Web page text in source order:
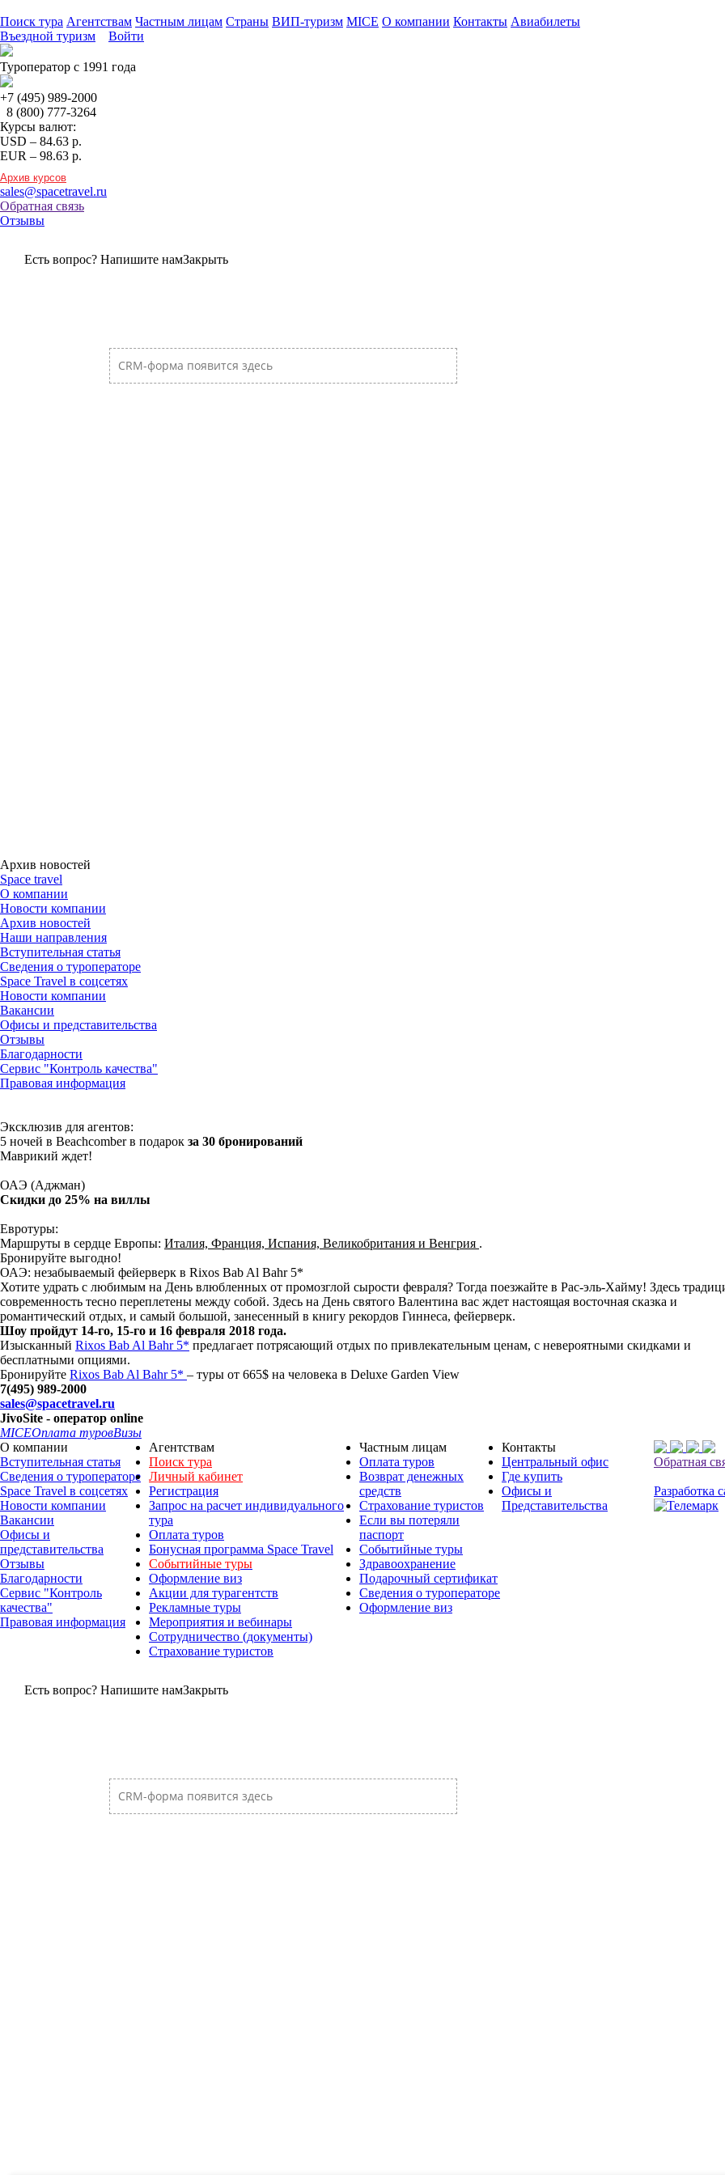
Поиск тура Агентствам Частным лицам Страны ВИП-туризм MICE О компании Контакты Авиабилеты
Въездной туризм
Войти
Туроператор с 1991 года
+7 (495) 989-2000
8 (800) 777-3264
Курсы валют:
USD – 84.63 р.
EUR – 98.63 р.
Архив курсов
sales@spacetravel.ru
Обратная связь
Отзывы
Есть вопрос? Напишите намЗакрыть
Архив новостей
Space travel
О компании
Новости компании
Архив новостей
Наши направления
Вступительная статья
Сведения о туроператоре
Space Travel в соцсетях
Новости компании
Вакансии
Офисы и представительства
Отзывы
Благодарности
Сервис "Контроль качества"
Правовая информация
Эксклюзив для агентов:
5 ночей в Beachcomber в подарок за 30 бронирований
Маврикий ждет!
ОАЭ (Аджман)
Скидки до 25% на виллы
Евротуры:
Маршруты в сердце Европы: Италия, Франция, Испания, Великобритания и Венгрия .
Бронируйте выгодно!
ОАЭ: незабываемый фейерверк в Rixos Bab Al Bahr 5*
Хотите удрать с любимым на День влюбленных от промозглой сырости февраля? Тогда поезжайте в Рас-эль-Хайму! Здесь
современность тесно переплетены между собой. Здесь на День святого Валентина вас ждет настоящая восточная сказка и
романтический отдых, и самый большой, занесенный в книгу рекордов Гиннеса, фейерверк.
Шоу пройдут 14-го, 15-го и 16 февраля 2018 года.
Изысканный Rixos Bab Al Bahr 5* предлагает потрясающий отдых по привлекательным ценам, с невероятными скидками и
бесплатными опциями.
Бронируйте Rixos Bab Al Bahr 5* – туры от 665$ на человека в Deluxe Garden View
7(495) 989-2000
sales@spacetravel.ru
JivoSite - оператор online
MICEОплата туровВизы
О компании
Вступительная статья
Сведения о туроператоре
Space Travel в соцсетях
Новости компании
Вакансии
Офисы и
представительства
Отзывы
Благодарности
Сервис "Контроль
качества"
Правовая информация
Агентствам
Поиск тура
Личный кабинет
Регистрация
Запрос на расчет индивидуального
тура
Оплата туров
Бонусная программа Space Travel
Событийные туры
Оформление виз
Акции для турагентств
Рекламные туры
Мероприятия и вебинары
Сотрудничество (документы)
Страхование туристов
Частным лицам
Оплата туров
Возврат денежных
средств
Страхование туристов
Если вы потеряли
паспорт
Событийные туры
Здравоохранение
Подарочный сертификат
Сведения о туроператоре
Оформление виз
Контакты
Центральный офис
Где купить
Офисы и
Представительства
Обратная
Разработка
Есть вопрос? Напишите намЗакрыть